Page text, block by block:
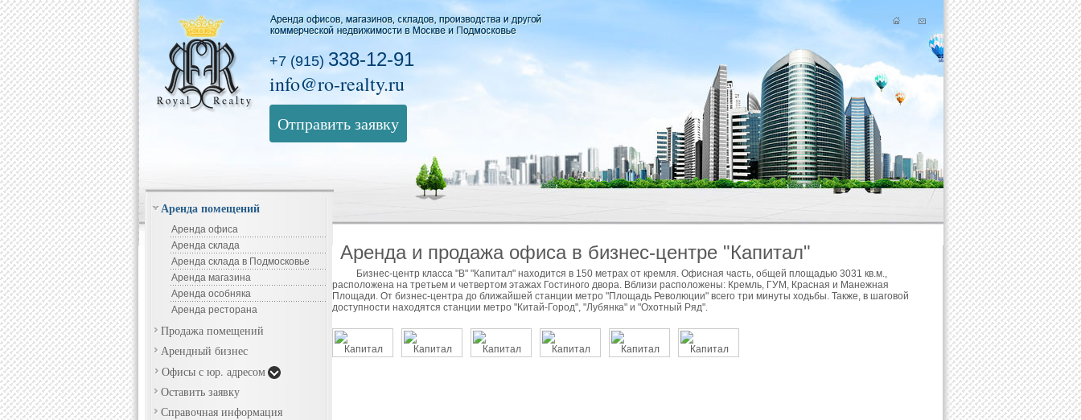
+7 (915) 338-12-91
info@ro-realty.ru
Отправить заявку
Аренда помещений
Аренда офиса
Аренда склада
Аренда склада в Подмосковье
Аренда магазина
Аренда особняка
Аренда ресторана
Продажа помещений
Арендный бизнес
Офисы с юр. адресом
Оставить заявку
Справочная информация
Аренда и продажа офиса в бизнес-центре "Капитал"
Бизнес-центр класса "В" "Капитал" находится в 150 метрах от кремля. Офисная часть, общей площадью 3031 кв.м.,
расположена на третьем и четвертом этажах Гостиного двора. Вблизи расположены: Кремль, ГУМ, Красная и Манежная
Площади. От бизнес-центра до ближайшей станции метро "Площадь Революции" всего три минуты ходьбы. Также, в шаговой
доступности находятся станции метро "Китай-Город", "Лубянка" и "Охотный Ряд".